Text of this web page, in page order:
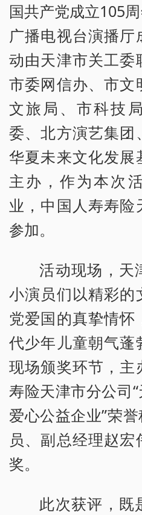
国共产党成立105
广播电视台演播
动由天津市关工委
市委网信办、市文
文旅局、市科技
委、北方演艺集团
华夏未来文化发展
主办，作为本次
业，中国人寿寿险
参加。
活动现场，天
小演员们以精彩的
党爱国的真挚情
代少年儿童朝气蓬
现场颁奖环节，主
寿险天津市分公司
爱心公益企业”荣
员、副总经理赵
奖。
此次获评，既